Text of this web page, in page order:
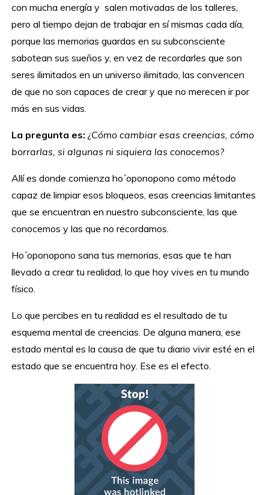
con mucha energía y salen motivadas de los talleres,
pero al tiempo dejan de trabajar en sí mismas cada día,
porque las memorias guardas en su subconsciente
sabotean sus sueños y, en vez de recordarles que son
seres ilimitados en un universo ilimitado, las convencen
de que no son capaces de crear y que no merecen ir por
más en sus vidas.
La pregunta es: ¿Cómo cambiar esas creencias, cómo
borrarlas, si algunas ni siquiera las conocemos?
Allí es donde comienza ho´oponopono como método
capaz de limpiar esos bloqueos, esas creencias limitantes
que se encuentran en nuestro subconsciente, las que
conocemos y las que no recordamos.
Ho´oponopono sana tus memorias, esas que te han
llevado a crear tu realidad, lo que hoy vives en tu mundo
físico.
Lo que percibes en tu realidad es el resultado de tu
esquema mental de creencias. De alguna manera, ese
estado mental es la causa de que tu diario vivir esté en el
estado que se encuentra hoy. Ese es el efecto.